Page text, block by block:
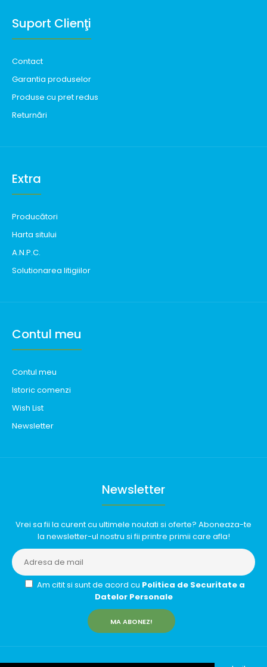
Suport Clienţi
Contact
Garantia produselor
Produse cu pret redus
Returnări
Extra
Producători
Harta sitului
A.N.P.C.
Solutionarea litigiilor
Contul meu
Contul meu
Istoric comenzi
Wish List
Newsletter
Newsletter
Vrei sa fii la curent cu ultimele noutati si oferte? Aboneaza-te
la newsletter-ul nostru si fii printre primii care afla!
Am citit si sunt de acord cu Politica de Securitate a
Datelor Personale
MA ABONEZ!